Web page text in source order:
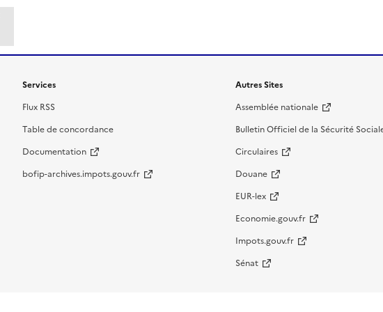
Services
Flux RSS
Table de concordance
Documentation
bofip-archives.impots.gouv.fr
Autres Sites
Assemblée nationale
Bulletin Officiel de la Sécurité
Circulaires
Douane
EUR-lex
Economie.gouv.fr
Impots.gouv.fr
Sénat